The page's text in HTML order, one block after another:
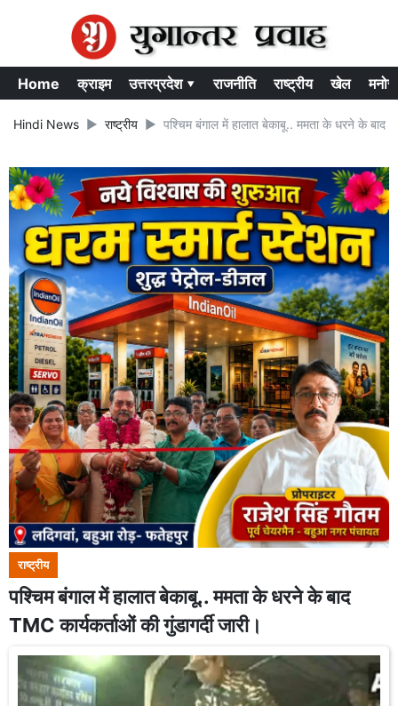
Home क्राइम उत्तरप्रदेश ▾ राजनीति राष्ट्रीय खेल
Hindi News राष्ट्रीय पश्चिम बंगाल में हालात बेकाबू.. ममता के धरने के बाद
राष्ट्रीय
पश्चिम बंगाल में हालात बेकाबू.. ममता के धरने के बाद
TMC कार्यकर्ताओं की गुंडागर्दी जारी।